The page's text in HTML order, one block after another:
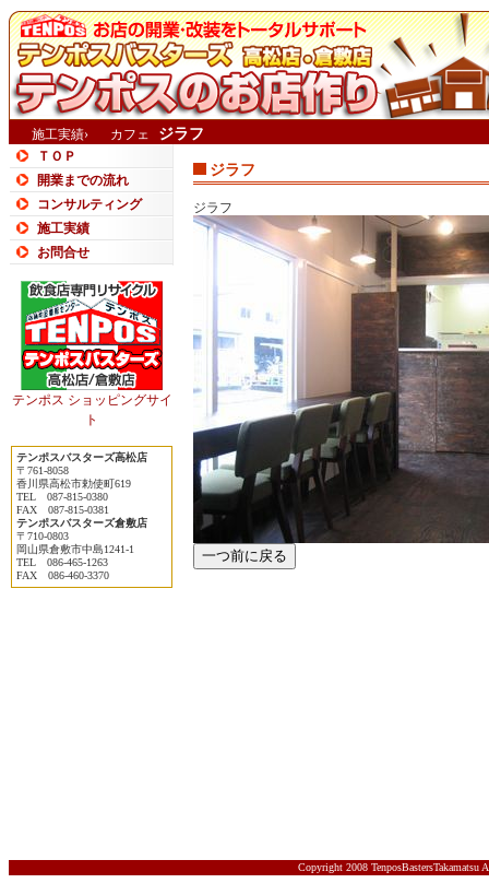
施工実績› カフェ ジラフ
ＴＯＰ
開業までの流れ
コンサルティング
施工実績
お問合せ
テンポス ショッピングサイ
ト
テンポスバスターズ高松店
〒761-8058
香川県高松市勅使町619
TEL 087-815-0380
FAX 087-815-0381
テンポスバスターズ倉敷店
〒710-0803
岡山県倉敷市中島1241-1
TEL 086-465-1263
FAX 086-460-3370
ジラフ
ジラフ
Copyright 2008 TenposBastersTakamatsu